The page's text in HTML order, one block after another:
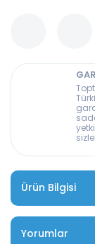
Ürün Bilgisi
Yorumlar